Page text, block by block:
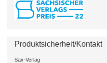
Produktsicherheit/Kontakt
Sax-Verlag